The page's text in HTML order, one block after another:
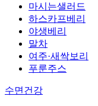
마시는샐러드
하스카프베리
야생베리
말차
여주·새싹보리
푸룬주스
수면건강